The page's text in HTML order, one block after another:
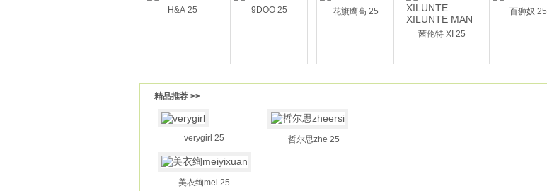
H&A 25 9DOO 25 花旗鹰高 25
茜伦特 XI 25
百狮奴 25
精品推荐 >>
verygirl 25 哲尔思zhe 25
美衣绚mei 25